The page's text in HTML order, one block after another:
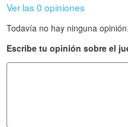
Ver las 0 opiniones
Todavía no hay ninguna opinión.
Escribe tu opinión sobre el